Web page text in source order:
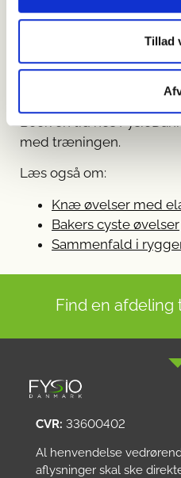
Tillad
superviseret træning, så
Scheuermann øvelser er
forbedre din
Book en tid hos
med træningen.
Læs også om:
Knæ øvelser med
Bakers cyste øvelser
Sammenfald i
Find en
CVR: 33600402
Al henvendelse
aflysninger skal ske